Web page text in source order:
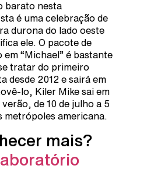
barato nesta
é uma celebração de
durona do lado oeste
ele. O pacote de
em “Michael” é bastante
tratar do primeiro
desde 2012 e sairá em
lo, Kiler Mike sai em
de 10 de julho a 5
metrópoles americana.
mais?